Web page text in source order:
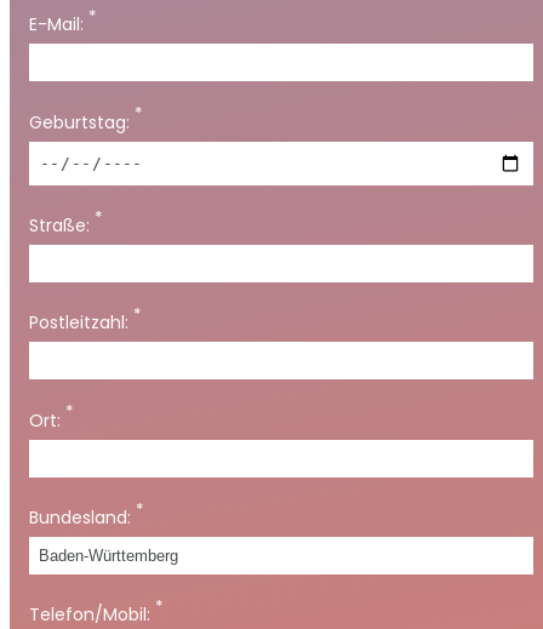
E-Mail: *
Geburtstag: *
Straße: *
Postleitzahl: *
Ort: *
Bundesland: *
Telefon/Mobil: *